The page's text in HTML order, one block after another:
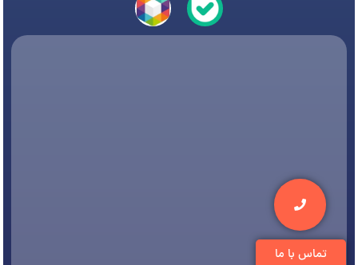
تماس با ما